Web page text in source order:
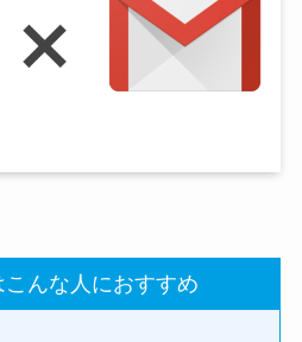
こんな人におすすめ